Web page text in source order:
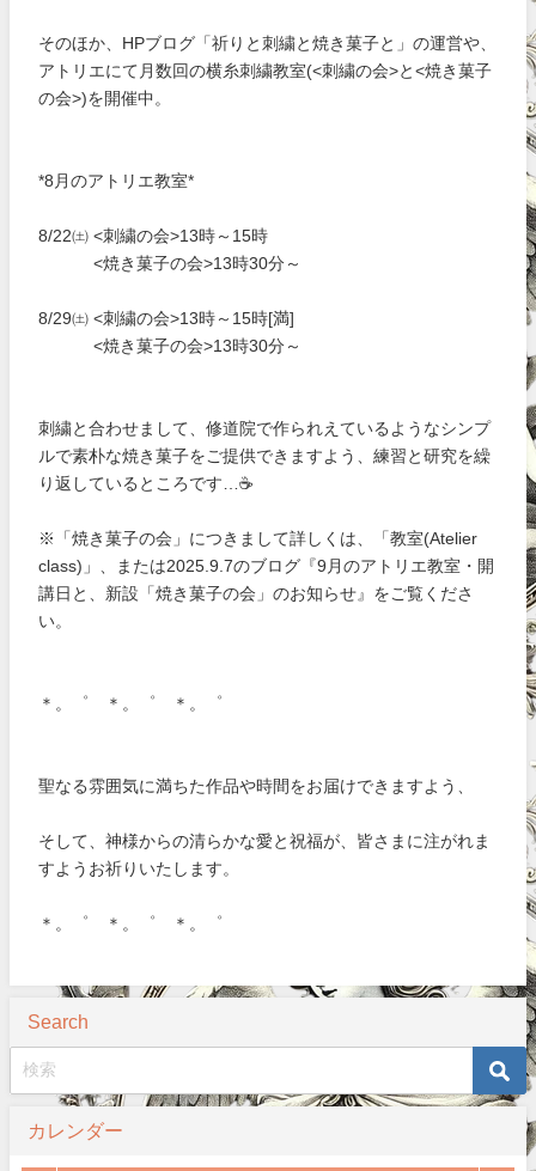
そのほか、HPブログ「祈りと刺繍と焼き菓子と」の運営や、
アトリエにて月数回の横糸刺繍教室(<刺繍の会>と<焼き菓子
の会>)を開催中。
*8月のアトリエ教室*
8/22㈯ <刺繍の会>13時～15時
<焼き菓子の会>13時30分～
8/29㈯ <刺繍の会>13時～15時[満]
<焼き菓子の会>13時30分～
刺繍と合わせまして、修道院で作られえているようなシンプ
ルで素朴な焼き菓子をご提供できますよう、練習と研究を繰
り返しているところです…☕
※「焼き菓子の会」につきまして詳しくは、「教室(Atelier
class)」、または2025.9.7のブログ『9月のアトリエ教室・開
講日と、新設「焼き菓子の会」のお知らせ』をご覧くださ
い。
＊。゜ ＊。゜ ＊。゜
聖なる雰囲気に満ちた作品や時間をお届けできますよう、
そして、神様からの清らかな愛と祝福が、皆さまに注がれま
すようお祈りいたします。
＊。゜ ＊。゜ ＊。゜
Search
カレンダー